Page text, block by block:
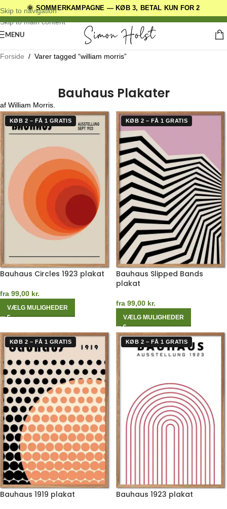
🌞 SOMMERKAMPAGNE — KØB 3, BETAL KUN FOR 2
Skip to navigation
Skip to main content
DANSKE ORIGINALE DESIGNS
MENU
Forside / Varer tagged “william morris”
Bauhaus Plakater
af William Morris.
KØB 2 – FÅ 1 GRATIS
Bauhaus Circles 1923 plakat
fra 99,00 kr.
VÆLG MULIGHEDER
KØB 2 – FÅ 1 GRATIS
Bauhaus Slipped Bands
plakat
fra 99,00 kr.
VÆLG MULIGHEDER
KØB 2 – FÅ 1 GRATIS
Bauhaus 1919 plakat
KØB 2 – FÅ 1 GRATIS
Bauhaus 1923 plakat